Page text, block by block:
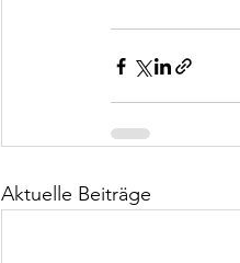
Aktuelle Beiträge